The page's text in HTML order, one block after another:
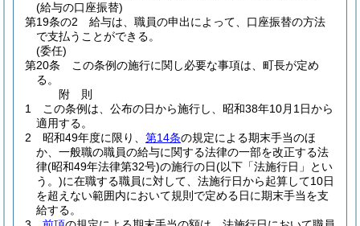
(給与の口座振替)
第19条の2
給与は、職員の申出によって、口座振替の方法
で支払うことができる。
(委任)
第20条
この条例の施行に関し必要な事項は、町長が定め
る。
附 則
1
この条例は、公布の日から施行し、昭和38年10月1日から
適用する。
2
昭和49年度に限り、 第14条の規定による期末手当のほ
か、一般職の職員の給与に関する法律の一部を改正する法
律(昭和49年法律第32号)の施行の日(以下「法施行日」とい
う。)に在職する職員に対して、法施行日から起算して10日
を超えない範囲内において規則で定める日に期末手当を支
給する。